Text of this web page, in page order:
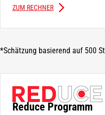
ZUM RECHNER
*Schätzung basierend auf 500
Reduce Programm